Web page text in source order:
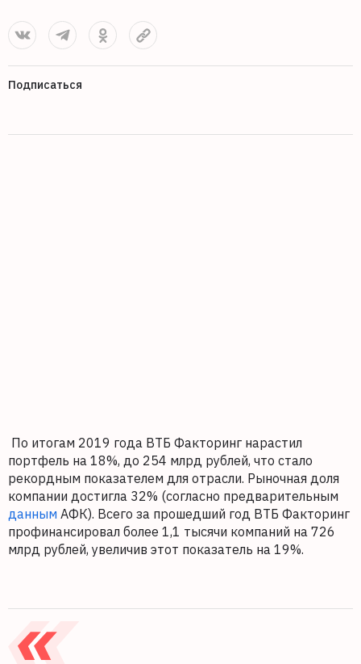
Подписаться
По итогам 2019 года ВТБ Факторинг нарастил
портфель на 18%, до 254 млрд рублей, что стало
рекордным показателем для отрасли. Рыночная доля
компании достигла 32% (согласно предварительным
данным АФК). Всего за прошедший год ВТБ Факторинг
профинансировал более 1,1 тысячи компаний на 726
млрд рублей, увеличив этот показатель на 19%.